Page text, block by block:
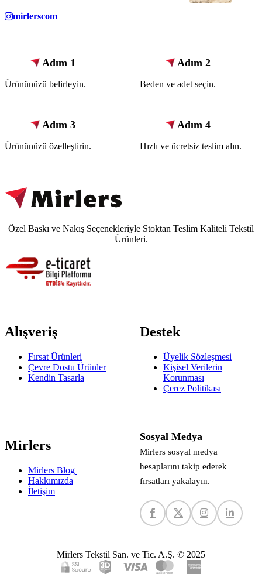
mirlerscom
Adım 1
Ürününüzü belirleyin.
Adım 2
Beden ve adet seçin.
Adım 3
Ürününüzü özelleştirin.
Adım 4
Hızlı ve ücretsiz teslim alın.
Özel Baskı ve Nakış Seçenekleriyle Stoktan Teslim Kaliteli Tekstil
Ürünleri.
Alışveriş
Fırsat Ürünleri
Çevre Dostu Ürünler
Kendin Tasarla
Destek
Üyelik Sözleşmesi
Kişisel Verilerin
Korunması
Çerez Politikası
Mirlers
Mirlers Blog
Hakkımızda
İletişim
Sosyal Medya
Mirlers sosyal medya
hesaplarını takip ederek
fırsatları yakalayın.
Mirlers Tekstil San. ve Tic. A.Ş. © 2025